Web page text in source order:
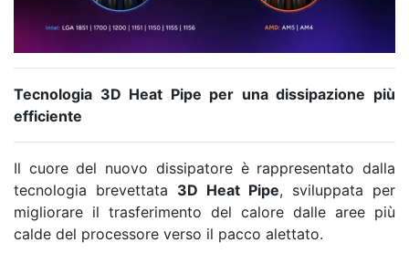
Tecnologia 3D Heat Pipe per una dissipazione più
efficiente
Il cuore del nuovo dissipatore è rappresentato dalla
tecnologia brevettata 3D Heat Pipe, sviluppata per
migliorare il trasferimento del calore dalle aree più
calde del processore verso il pacco alettato.